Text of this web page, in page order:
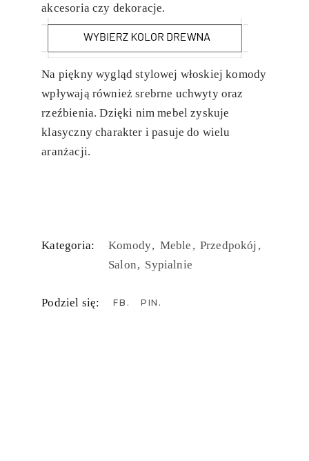
akcesoria czy dekoracje.
Na piękny wygląd stylowej włoskiej komody
wpływają również srebrne uchwyty oraz
rzeźbienia. Dzięki nim mebel zyskuje
klasyczny charakter i pasuje do wielu
aranżacji.
Kategoria: Komody Meble Przedpokój
Salon Sypialnie
Podziel się: FB PIN